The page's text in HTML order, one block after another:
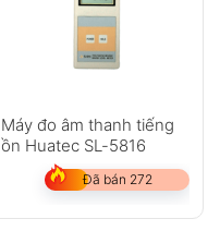
Máy đo âm thanh tiếng
ồn Huatec SL-5816
Đã bán 272